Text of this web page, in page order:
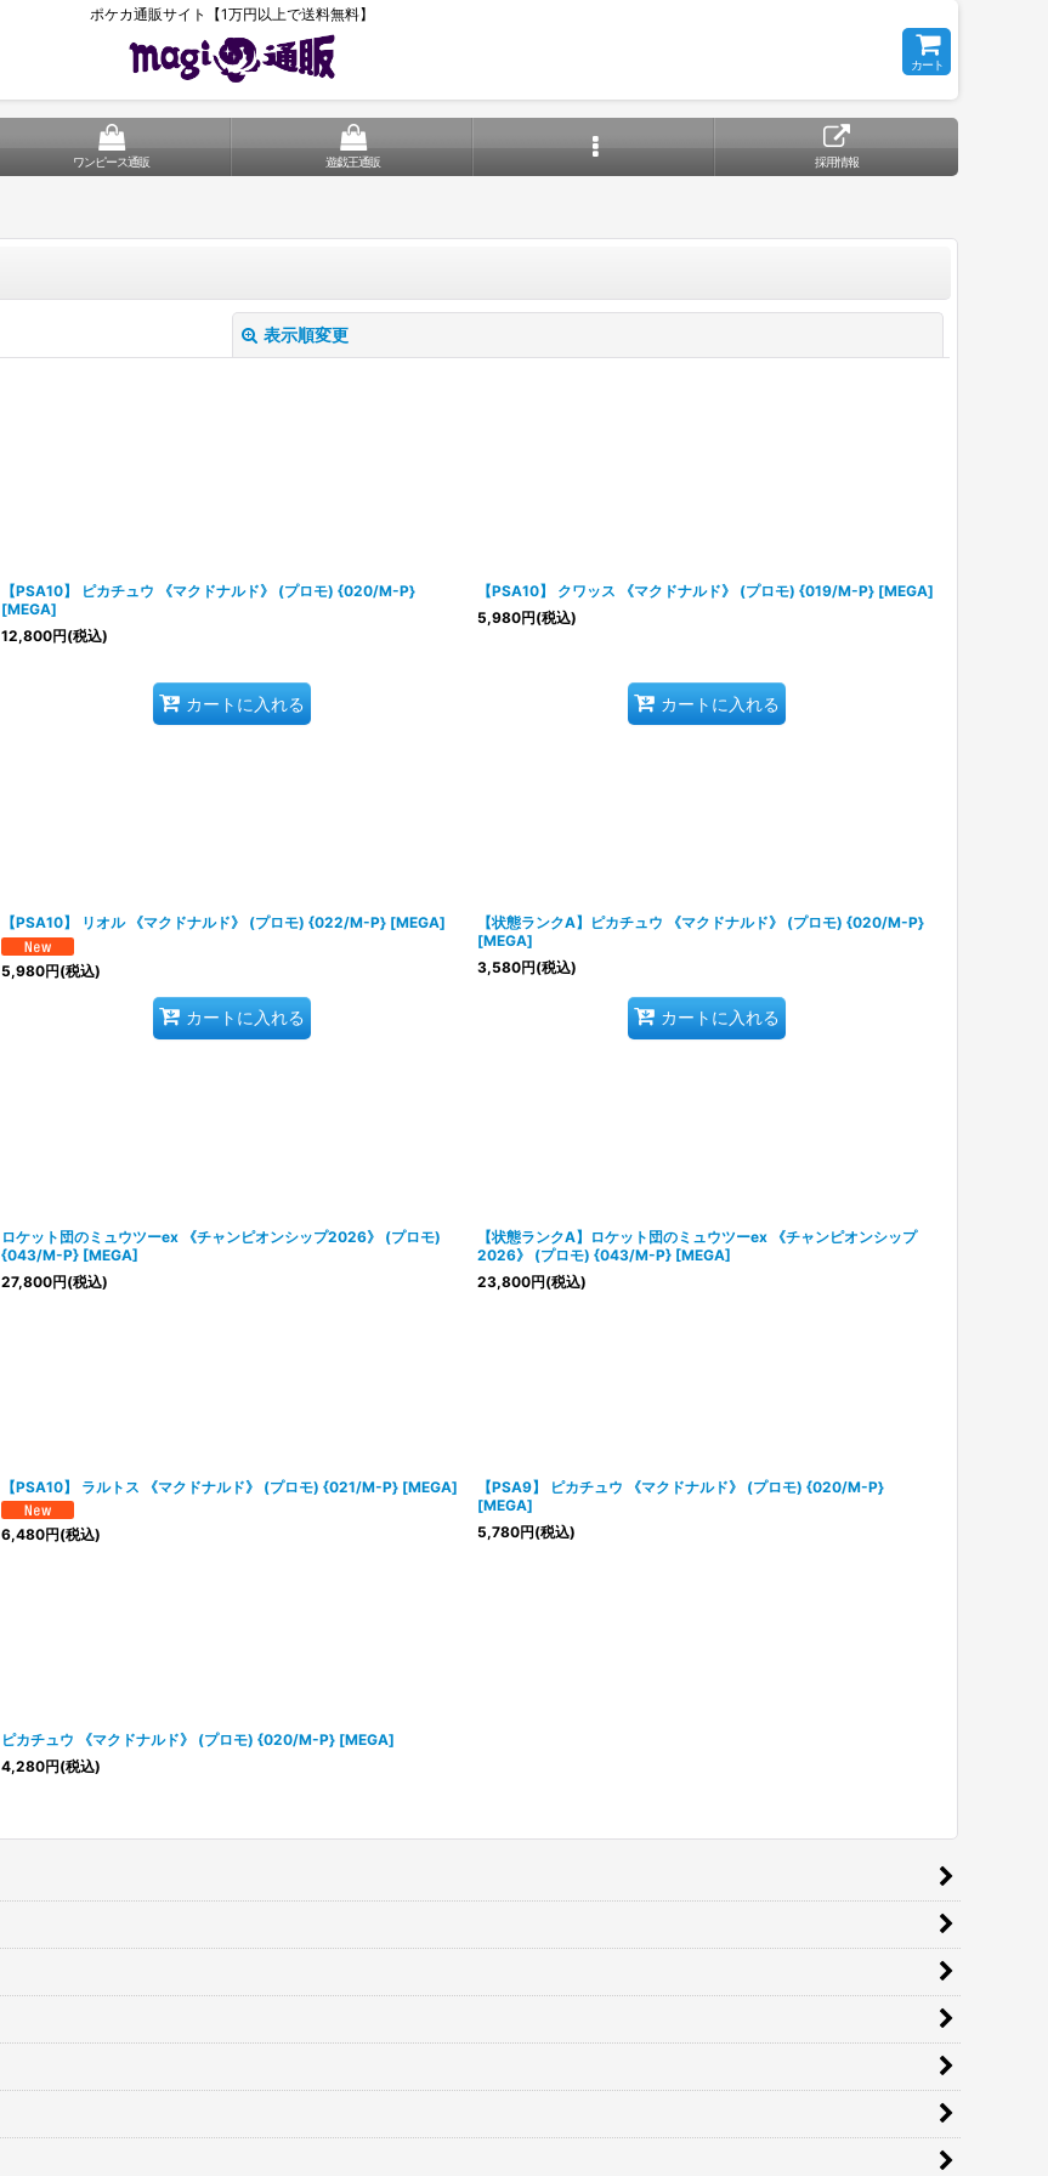
ポケカ通販サイト【1万円以上で送料無料】
カート
ワンピース通販 遊戯王通販 採用情報
表示順変更
絞り込む
【PSA10】 ピカチュウ 《マクドナルド》 (プロモ) {020/M-P}
[MEGA]
12,800円(税込)
カートに入れる
【PSA10】 クワッス 《マクドナルド》 (プロモ) {019/M-P} [MEGA]
5,980円(税込)
カートに入れる
【PSA10】 リオル 《マクドナルド》 (プロモ) {022/M-P} [MEGA]
5,980円(税込)
カートに入れる
【状態ランクA】ピカチュウ 《マクドナルド》 (プロモ) {020/M-P}
[MEGA]
3,580円(税込)
カートに入れる
ロケット団のミュウツーex 《チャンピオンシップ2026》 (プロモ)
{043/M-P} [MEGA]
27,800円(税込)
【状態ランクA】ロケット団のミュウツーex 《チャンピオンシップ
2026》 (プロモ) {043/M-P} [MEGA]
23,800円(税込)
【PSA10】 ラルトス 《マクドナルド》 (プロモ) {021/M-P} [MEGA]
6,480円(税込)
【PSA9】 ピカチュウ 《マクドナルド》 (プロモ) {020/M-P}
[MEGA]
5,780円(税込)
ピカチュウ 《マクドナルド》 (プロモ) {020/M-P} [MEGA]
4,280円(税込)